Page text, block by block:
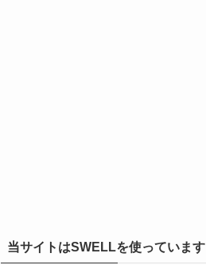
当サイトはSWELLを使っています